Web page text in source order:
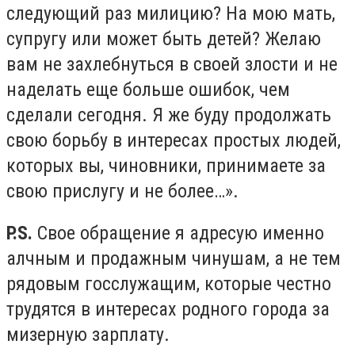
следующий раз милицию? На мою мать,
супругу или может быть детей? Желаю
вам не захлебнуться в своей злости и не
наделать еще больше ошибок, чем
сделали сегодня. Я же буду продолжать
свою борьбу в интересах простых людей,
которых вы, чиновники, принимаете за
свою прислугу и не более…».
P.S. Свое обращение я адресую именно
алчным и продажным чинушам, а не тем
рядовым госслужащим, которые честно
трудятся в интересах родного города за
мизерную зарплату.